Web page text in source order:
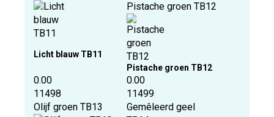
Licht blauw TB11
Pistache groen TB12
Pistache groen TB12
0.00
11498
Olijf groen TB13
0.00
11499
Gemêleerd geel